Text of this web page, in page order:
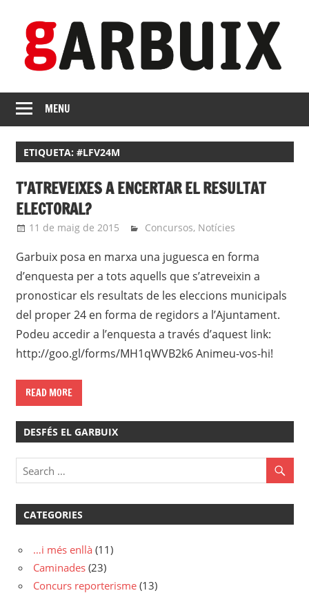
content
GARBUIX
Independent
de
Franqueses
MENU
ETIQUETA: #LFV24M
T’ATREVEIXES A ENCERTAR EL RESULTAT
ELECTORAL?
11 de maig de 2015 roger
Concursos, Notícies
Garbuix posa en marxa una juguesca en forma
d’enquesta per a tots aquells que s’atreveixin a
pronosticar els resultats de les eleccions municipals
del proper 24 en forma de regidors a l’Ajuntament.
Podeu accedir a l’enquesta a través d’aquest link:
http://goo.gl/forms/MH1qWVB2k6 Animeu-vos-hi!
READ MORE
DESFÉS EL GARBUIX
CATEGORIES
…i més enllà (11)
Caminades (23)
Concurs reporterisme (13)